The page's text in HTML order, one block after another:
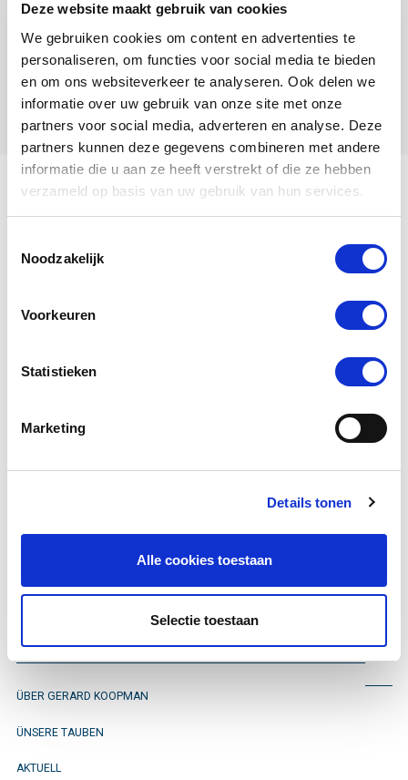
Deze website maakt gebruik van cookies
We gebruiken cookies om content en advertenties te
personaliseren, om functies voor social media te bieden
en om ons websiteverkeer te analyseren. Ook delen we
informatie over uw gebruik van onze site met onze
partners voor social media, adverteren en analyse. Deze
partners kunnen deze gegevens combineren met andere
informatie die u aan ze heeft verstrekt of die ze hebben
verzameld op basis van uw gebruik van hun services.
Noodzakelijk
Voorkeuren
Statistieken
Marketing
Details tonen
Alle cookies toestaan
Selectie toestaan
Ich heiße Peiren 536.
im Jahr
Sie finden sie anhand der
Ringnummer
Bleib informiert
ÜBER GERARD KOOPMAN
ÜNSERE TAUBEN
AKTUELL